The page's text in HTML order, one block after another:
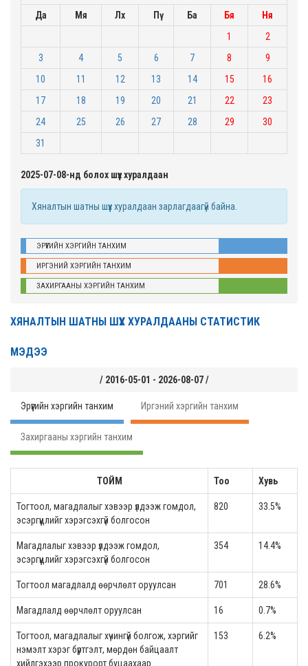
Да
Мя Лх Пү Ба Бя
Ня
1
2
3
4 5 6 7 8
9
10
11 12 13 14 15
16
17
18 19 20 21 22
23
24
25 26 27 28 29
30
31
2025-07-08-нд болох шүүх хуралдаан
Хяналтын шатны шүүх хуралдаан зарлагдаагүй байна.
ЭРҮҮГИЙН ХЭРГИЙН ТАНХИМ
ИРГЭНИЙ ХЭРГИЙН ТАНХИМ
ЗАХИРГААНЫ ХЭРГИЙН ТАНХИМ
ХЯНАЛТЫН ШАТНЫ ШҮҮХ ХУРАЛДААНЫ СТАТИСТИК
МЭДЭЭ
/ 2016-05-01 - 2026-08-07 /
Эрүүгийн хэргийн танхим Иргэний хэргийн танхим
Захиргааны хэргийн танхим
ТОЙМ Тоо Хувь
Тогтоол, магадлалыг хэвээр үлдээж гомдол,
эсэргүүцлийг хэрэгсэхгүй болгосон
820 33.5%
Магадлалыг хэвээр үлдээж гомдол,
эсэргүүцлийг хэрэгсэхгүй болгосон
354 14.4%
Тогтоол магадлалд өөрчлөлт оруулсан 701 28.6%
Магадлалд өөрчлөлт оруулсан 16 0.7%
Тогтоол, магадлалыг хүчингүй болгож, хэргийг
нэмэлт хэрэг бүртгэлт, мөрдөн байцаалт
хийлгэхээр прокурорт буцаахаар
153 6.2%